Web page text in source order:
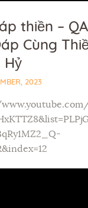
thiền –
Cùng
Hỷ
2023